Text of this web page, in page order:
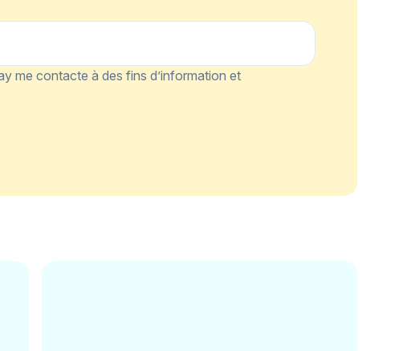
me contacte à des fins d’information et